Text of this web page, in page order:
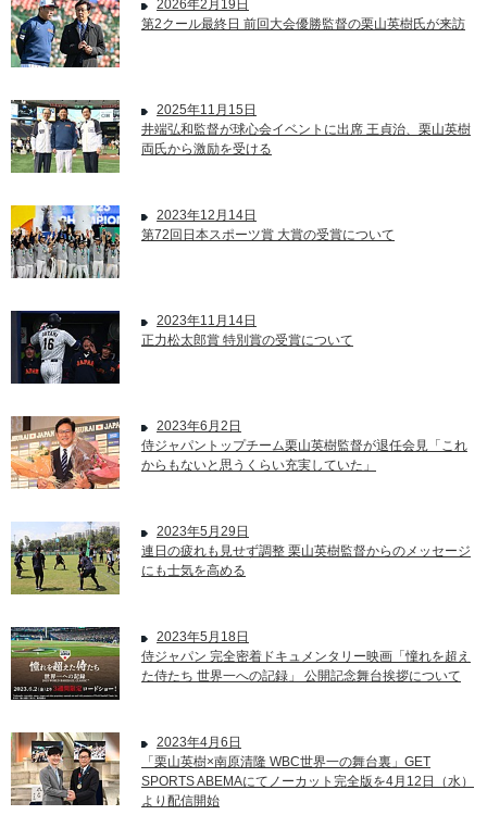
2026年2月19日
第2クール最終日 前回大会優勝監督の栗山英樹氏が来訪
2025年11月15日
井端弘和監督が球心会イベントに出席 王貞治、栗山英樹
両氏から激励を受ける
2023年12月14日
第72回日本スポーツ賞 大賞の受賞について
2023年11月14日
正力松太郎賞 特別賞の受賞について
2023年6月2日
侍ジャパントップチーム栗山英樹監督が退任会見「これ
からもないと思うくらい充実していた」
2023年5月29日
連日の疲れも見せず調整 栗山英樹監督からのメッセージ
にも士気を高める
2023年5月18日
侍ジャパン 完全密着ドキュメンタリー映画「憧れを超え
た侍たち 世界一への記録」 公開記念舞台挨拶について
2023年4月6日
「栗山英樹×南原清隆 WBC世界一の舞台裏」GET
SPORTS ABEMAにてノーカット完全版を4月12日（水）
より配信開始